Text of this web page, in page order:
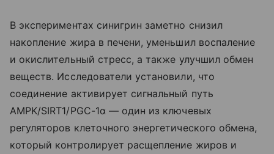
В экспериментах синигрин заметно снизил
накопление жира в печени, уменьшил воспаление
и окислительный стресс, а также улучшил обмен
веществ. Исследователи установили, что
соединение активирует сигнальный путь
AMPK/SIRT1/PGC-1α — один из ключевых
регуляторов клеточного энергетического обмена,
который контролирует расщепление жиров и